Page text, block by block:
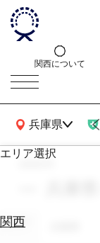
関西について
兵庫県
関西広域MAP
エリア選択
関西
エ
search
エリア